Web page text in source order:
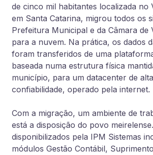
de cinco mil habitantes localizada no
em Santa Catarina, migrou todos os
Prefeitura Municipal e da Câmara de
para a nuvem. Na prática, os dados
foram transferidos de uma
baseada numa estrutura física
município, para um datacenter de
confiabilidade, operado pela internet.
Com a migração, um ambiente de
está a disposição do povo
disponibilizados pela IPM Sistemas
módulos Gestão Contábil,